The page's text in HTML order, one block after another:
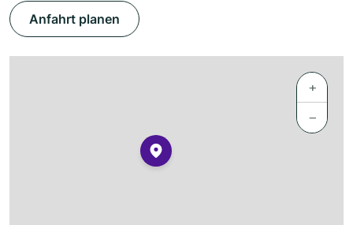
Anfahrt planen
+
−